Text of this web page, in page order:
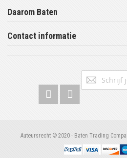
Daarom Baten
Contact informatie
Abonneer
Auteursrecht © 2020 - Baten Trading